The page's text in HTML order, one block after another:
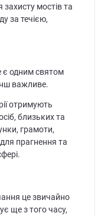
мостів та
за течією,
є одним святом
важливе.
отримують
близьких та
грамоти,
прагнення та
це звичайно
ще з того часу,